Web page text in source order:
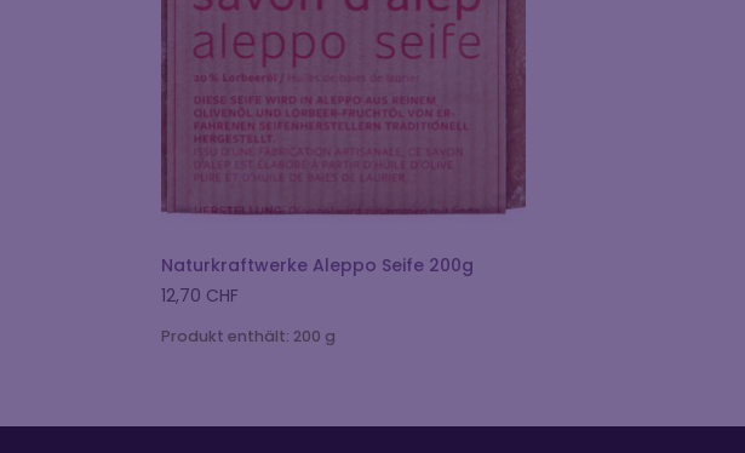
Naturkraftwerke Aleppo Seife 200g
12,70 CHF
Produkt enthält: 200 g